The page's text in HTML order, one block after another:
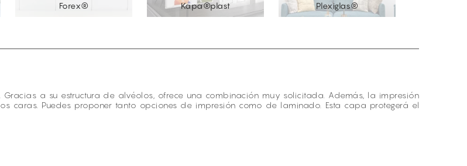
Forex® Kapa®plast Plexiglas®
a su estructura de alvéolos, ofrece una combinación muy solicitada. Además, la impresión
Puedes proponer tanto opciones de impresión como de laminado. Esta capa protegerá el